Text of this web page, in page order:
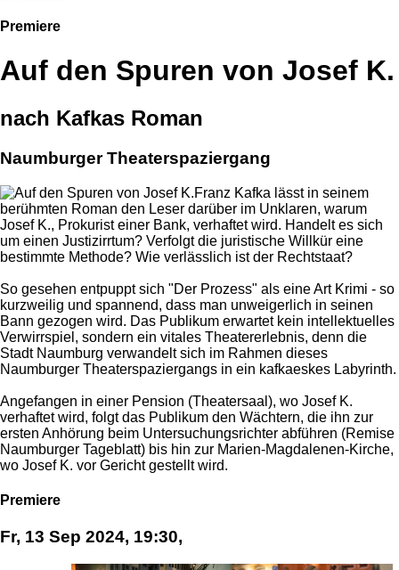
Premiere
Auf den Spuren von Josef K.
nach Kafkas Roman
Naumburger Theaterspaziergang
Franz Kafka lässt in seinem
berühmten Roman den Leser darüber im Unklaren, warum
Josef K., Prokurist einer Bank, verhaftet wird. Handelt es sich
um einen Justizirrtum? Verfolgt die juristische Willkür eine
bestimmte Methode? Wie verlässlich ist der Rechtstaat?
So gesehen entpuppt sich "Der Prozess" als eine Art Krimi - so
kurzweilig und spannend, dass man unweigerlich in seinen
Bann gezogen wird. Das Publikum erwartet kein intellektuelles
Verwirrspiel, sondern ein vitales Theatererlebnis, denn die
Stadt Naumburg verwandelt sich im Rahmen dieses
Naumburger Theaterspaziergangs in ein kafkaeskes Labyrinth.
Angefangen in einer Pension (Theatersaal), wo Josef K.
verhaftet wird, folgt das Publikum den Wächtern, die ihn zur
ersten Anhörung beim Untersuchungsrichter abführen (Remise
Naumburger Tageblatt) bis hin zur Marien-Magdalenen-Kirche,
wo Josef K. vor Gericht gestellt wird.
Premiere
Fr, 13 Sep 2024, 19:30,